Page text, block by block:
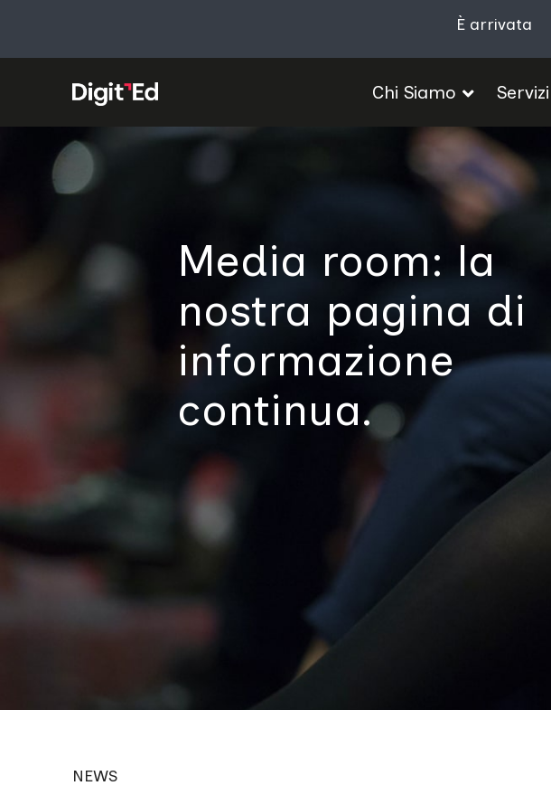
È arrivata
Chi Siamo Servizi
Media room: la
nostra pagina di
informazione
continua.
NEWS